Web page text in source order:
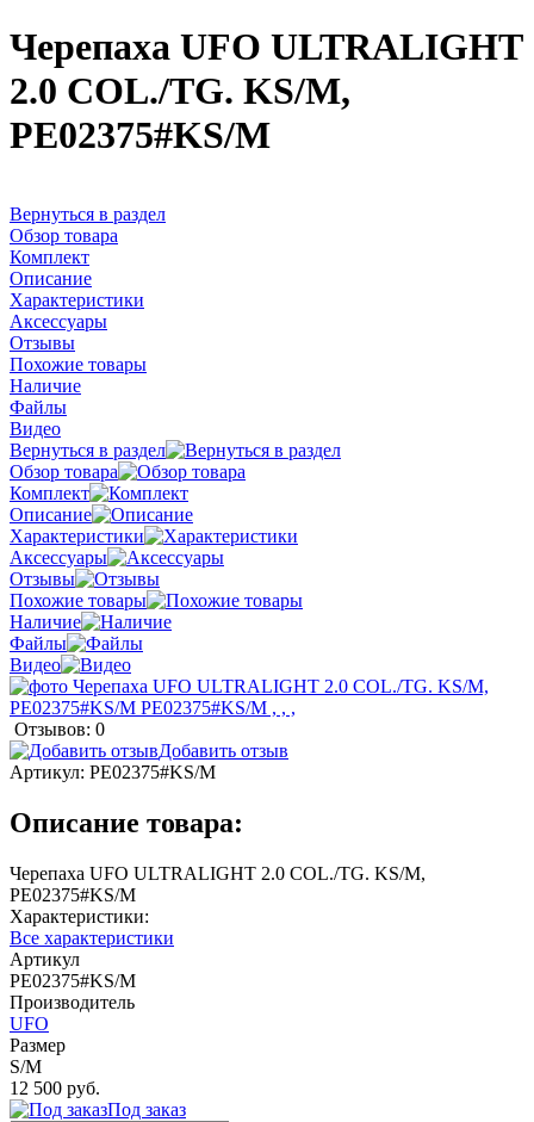
Черепаха UFO ULTRALIGHT
2.0 COL./TG. KS/M,
PE02375#KS/M
Вернуться в раздел
Обзор товара
Комплект
Описание
Характеристики
Аксессуары
Отзывы
Похожие товары
Наличие
Файлы
Видео
Вернуться в раздел
Обзор товара
Комплект
Описание
Характеристики
Аксессуары
Отзывы
Похожие товары
Наличие
Файлы
Видео
Отзывов: 0
Добавить отзыв
Артикул: PE02375#KS/M
Описание товара:
Черепаха UFO ULTRALIGHT 2.0 COL./TG. KS/M,
PE02375#KS/M
Характеристики:
Все характеристики
Артикул
PE02375#KS/M
Производитель
UFO
Размер
S/M
12 500 руб.
Под заказ